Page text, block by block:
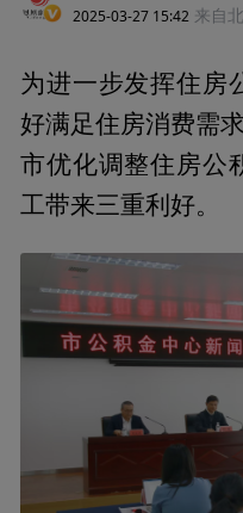
2025-03-27 15:42 来自
为进一步发挥住房
好满足住房消费需
市优化调整住房公
工带来三重利好。